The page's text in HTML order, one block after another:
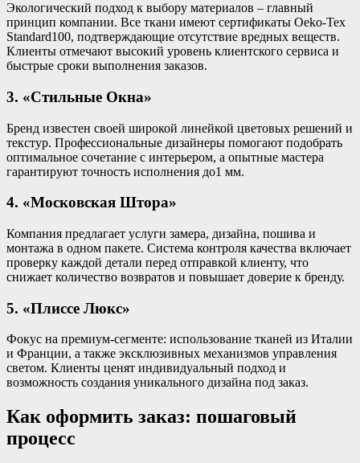
Экологический подход к выбору материалов – главный
принцип компании. Все ткани имеют сертификаты Oeko‑Tex
Standard100, подтверждающие отсутствие вредных веществ.
Клиенты отмечают высокий уровень клиентского сервиса и
быстрые сроки выполнения заказов.
3. «Стильные Окна»
Бренд известен своей широкой линейкой цветовых решений и
текстур. Профессиональные дизайнеры помогают подобрать
оптимальное сочетание с интерьером, а опытные мастера
гарантируют точность исполнения до1 мм.
4. «Московская Штора»
Компания предлагает услуги замера, дизайна, пошива и
монтажа в одном пакете. Система контроля качества включает
проверку каждой детали перед отправкой клиенту, что
снижает количество возвратов и повышает доверие к бренду.
5. «Плиссе Люкс»
Фокус на премиум‑сегменте: использование тканей из Италии
и Франции, а также эксклюзивных механизмов управления
светом. Клиенты ценят индивидуальный подход и
возможность создания уникального дизайна под заказ.
Как оформить заказ: пошаговый
процесс